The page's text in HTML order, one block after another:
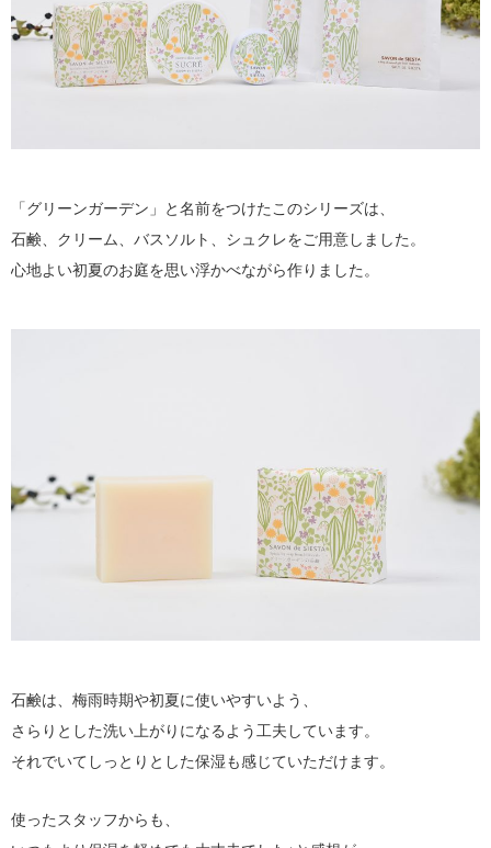
「グリーンガーデン」と名前をつけたこのシリーズは、
石鹸、クリーム、バスソルト、シュクレをご用意しました。
心地よい初夏のお庭を思い浮かべながら作りました。
石鹸は、梅雨時期や初夏に使いやすいよう、
さらりとした洗い上がりになるよう工夫しています。
それでいてしっとりとした保湿も感じていただけます。
使ったスタッフからも、